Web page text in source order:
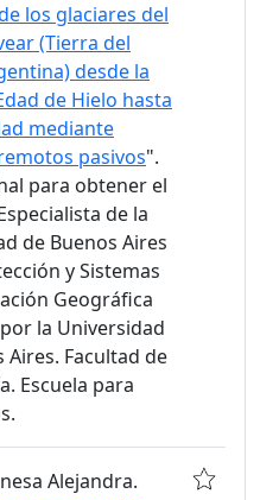
los glaciares del
(Tierra del
desde la
de Hielo hasta
mediante
pasivos".
para obtener el
de la
de Buenos Aires
y Sistemas
Geográfica
la Universidad
Aires. Facultad de
Escuela para
Alejandra.